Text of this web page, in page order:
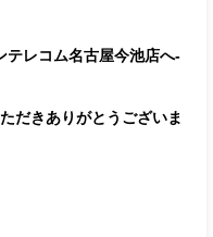
テレコム名古屋今池店へ-
だきありがとうございま